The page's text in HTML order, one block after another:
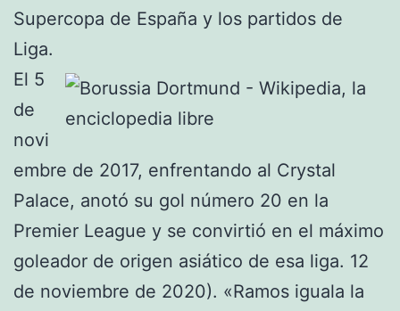
Supercopa de España y los partidos de
Liga.
El 5
de
novi
embre de 2017, enfrentando al Crystal
Palace, anotó su gol número 20 en la
Premier League y se convirtió en el máximo
goleador de origen asiático de esa liga. 12
de noviembre de 2020). «Ramos iguala la